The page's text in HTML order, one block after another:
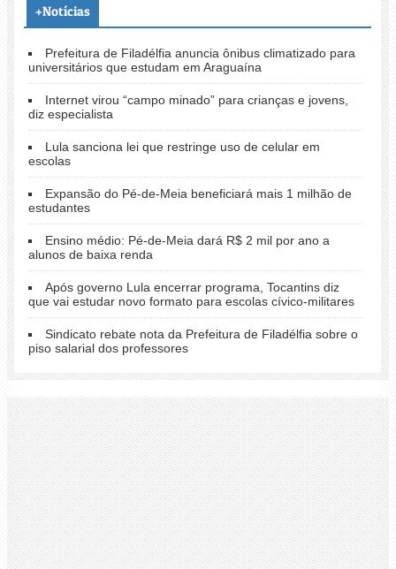
+Notícias
Prefeitura de Filadélfia anuncia ônibus climatizado para
universitários que estudam em Araguaína
Internet virou “campo minado” para crianças e jovens,
diz especialista
Lula sanciona lei que restringe uso de celular em
escolas
Expansão do Pé-de-Meia beneficiará mais 1 milhão de
estudantes
Ensino médio: Pé-de-Meia dará R$ 2 mil por ano a
alunos de baixa renda
Após governo Lula encerrar programa, Tocantins diz
que vai estudar novo formato para escolas cívico-militares
Sindicato rebate nota da Prefeitura de Filadélfia sobre o
piso salarial dos professores